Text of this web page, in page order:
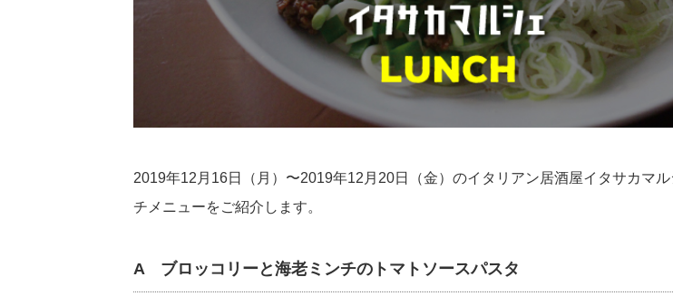
2019年12月16日（月）〜2019年12月20日（金）のイタリアン居酒屋イタサカマ
チメニューをご紹介します。
A ブロッコリーと海老ミンチのトマトソースパスタ